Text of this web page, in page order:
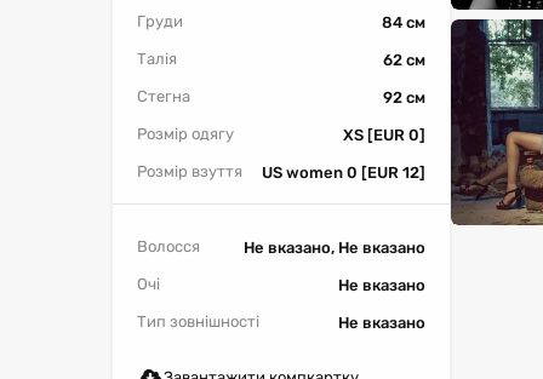
Груди
84 см
Талія
62 см
Стегна
92 см
Розмір одягу
XS [EUR 0]
Розмір взуття
US women 0 [EUR 12]
Волосся
Не вказано, Не вказано
Очі
Не вказано
Тип зовнішності
Не вказано